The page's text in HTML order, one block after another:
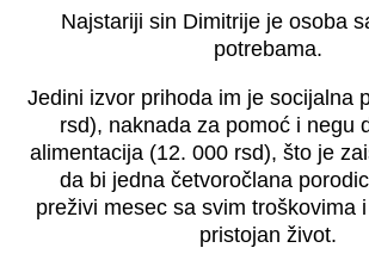
Najstariji sin Dimitrije je osoba
potrebama.
Jedini izvor prihoda im je socijalna
rsd), naknada za pomoć i negu
alimentacija (12. 000 rsd), što je
da bi jedna četvoročlana
preživi mesec sa svim troškovima
pristojan život.